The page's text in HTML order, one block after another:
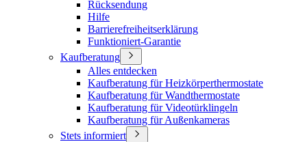
Rücksendung
Hilfe
Barrierefreiheitserklärung
Funktioniert-Garantie
Kaufberatung
Alles entdecken
Kaufberatung für Heizkörperthermostate
Kaufberatung für Wandthermostate
Kaufberatung für Videotürklingeln
Kaufberatung für Außenkameras
Stets informiert